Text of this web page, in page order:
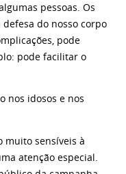
pessoas. Os
do nosso corpo
pode
pode facilitar o
nos idosos e nos
muito sensíveis à
atenção especial.